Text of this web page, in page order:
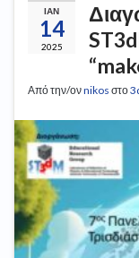
ΙΑΝ
14
2025
Από την/ονnikos στο